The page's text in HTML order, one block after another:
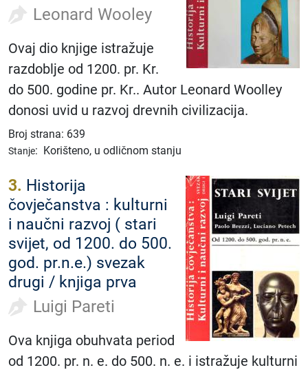
Leonard Wooley
Ovaj dio knjige istražuje
razdoblje od 1200. pr. Kr.
do 500. godine pr. Kr.. Autor Leonard Woolley
donosi uvid u razvoj drevnih civilizacija.
Broj strana: 639
Stanje: Korišteno, u odličnom stanju
3. Historija
čovječanstva : kulturni
i naučni razvoj ( stari
svijet, od 1200. do 500.
god. pr.n.e.) svezak
drugi / knjiga prva
Luigi Pareti
Ova knjiga obuhvata period
od 1200. pr. n. e. do 500. n. e. i istražuje kulturni